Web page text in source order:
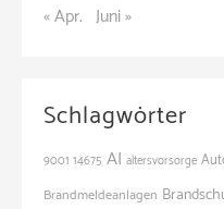
« Apr. Juni »
Schlagwörter
9001 14675 AI altersvorsorge
Brandmeldeanlagen